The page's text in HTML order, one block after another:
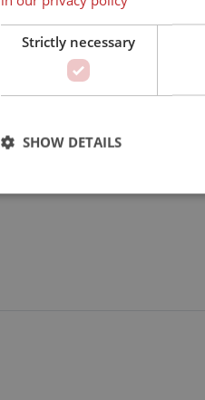
Strictly necessary
SHOW DETAILS